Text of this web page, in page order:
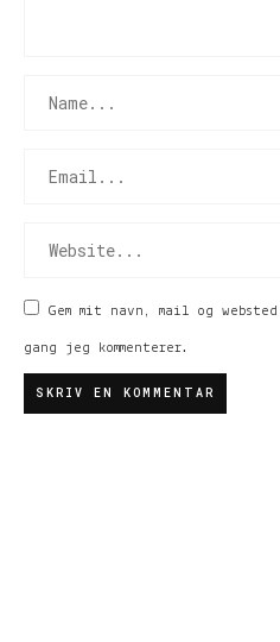
Gem mit navn, mail og
gang jeg kommenterer.